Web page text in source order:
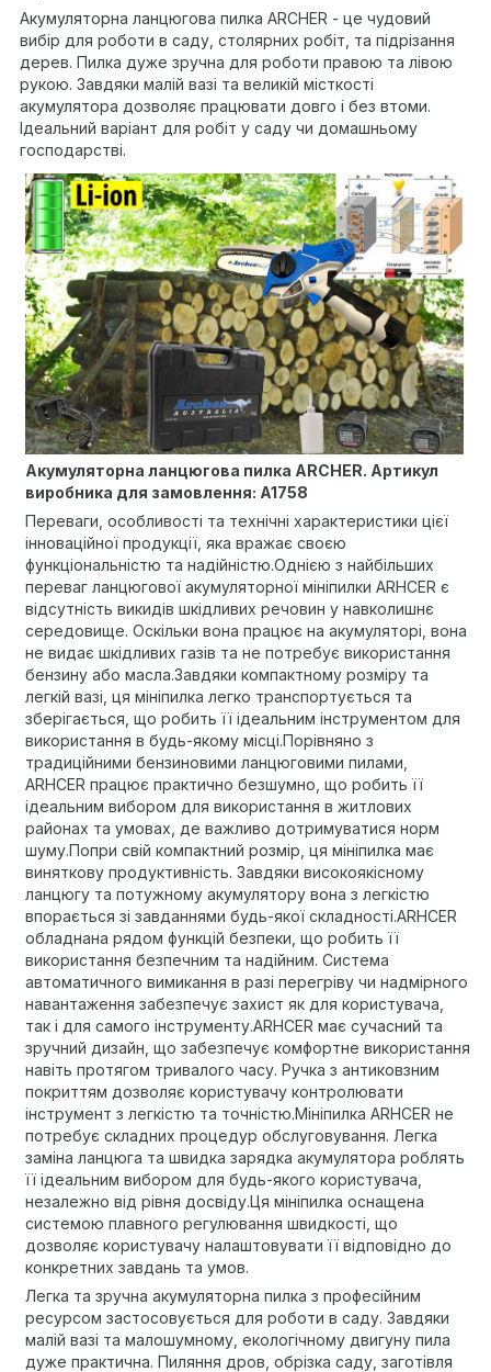
Акумуляторна ланцюгова пилка ARCHER - це чудовий
вибір для роботи в саду, столярних робіт, та підрізання
дерев. Пилка дуже зручна для роботи правою та лівою
рукою. Завдяки малій вазі та великій місткості
акумулятора дозволяє працювати довго і без втоми.
Ідеальний варіант для робіт у саду чи домашньому
господарстві.
Акумуляторна ланцюгова пилка ARCHER. Артикул
виробника для замовлення: A1758
Переваги, особливості та технічні характеристики цієї
інноваційної продукції, яка вражає своєю
функціональністю та надійністю.Однією з найбільших
переваг ланцюгової акумуляторної мініпилки ARHCER є
відсутність викидів шкідливих речовин у навколишнє
середовище. Оскільки вона працює на акумуляторі, вона
не видає шкідливих газів та не потребує використання
бензину або масла.Завдяки компактному розміру та
легкій вазі, ця мініпилка легко транспортується та
зберігається, що робить її ідеальним інструментом для
використання в будь-якому місці.Порівняно з
традиційними бензиновими ланцюговими пилами,
ARHCER працює практично безшумно, що робить її
ідеальним вибором для використання в житлових
районах та умовах, де важливо дотримуватися норм
шуму.Попри свій компактний розмір, ця мініпилка має
виняткову продуктивність. Завдяки високоякісному
ланцюгу та потужному акумулятору вона з легкістю
впорається зі завданнями будь-якої складності.ARHCER
обладнана рядом функцій безпеки, що робить її
використання безпечним та надійним. Система
автоматичного вимикання в разі перегріву чи надмірного
навантаження забезпечує захист як для користувача,
так і для самого інструменту.ARHCER має сучасний та
зручний дизайн, що забезпечує комфортне використання
навіть протягом тривалого часу. Ручка з антиковзним
покриттям дозволяє користувачу контролювати
інструмент з легкістю та точністю.Мініпилка ARHCER не
потребує складних процедур обслуговування. Легка
заміна ланцюга та швидка зарядка акумулятора роблять
її ідеальним вибором для будь-якого користувача,
незалежно від рівня досвіду.Ця мініпилка оснащена
системою плавного регулювання швидкості, що
дозволяє користувачу налаштовувати її відповідно до
конкретних завдань та умов.
Легка та зручна акумуляторна пилка з професійним
ресурсом застосовується для роботи в саду. Завдяки
малій вазі та малошумному, екологічному двигуну пила
дуже практична. Пиляння дров, обрізка саду, заготівля